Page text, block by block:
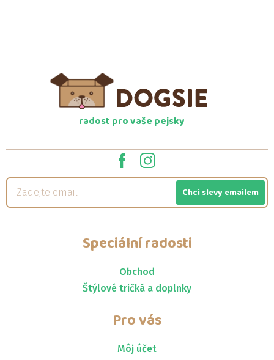
radost pro vaše pejsky
Chci slevy emailem
Speciální radosti
Obchod
Štýlové tričká a doplnky
Pro vás
Môj účet